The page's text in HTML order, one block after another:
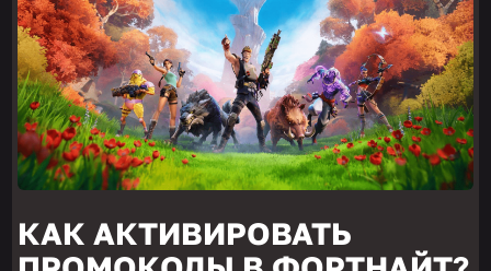
КАК АКТИВИРОВАТЬ